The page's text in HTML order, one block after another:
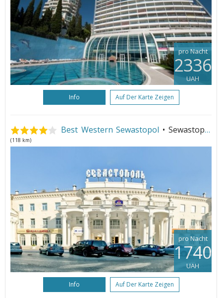
pro Nacht
2336
UAH
Info Auf Der Karte Zeigen
Best Western Sewastopol • Sewastopol
(118 km)
pro Nacht
1740
UAH
Info Auf Der Karte Zeigen